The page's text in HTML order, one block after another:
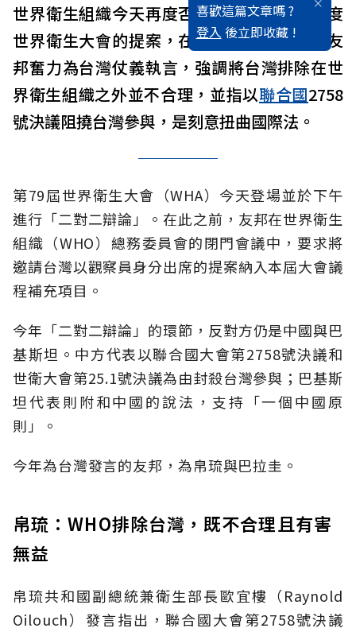
喜歡這篇文章嗎 ?
登入 後立即收藏 !
世界衛生組織今天再度否決邀請台灣參與年度
世界衛生大會的提案，在此前的辯論環節，友
邦奮力為台灣仗義執言，強調將台灣排除在世
界衛生組織之外並不合理，並指以聯合國2758
號決議阻撓台灣參與，是刻意扭曲國際法。
第79屆世界衛生大會（WHA）今天登場並於下午
進行「二對二辯論」。在此之前，友邦在世界衛生
組織（WHO）總務委員會的閉門會議中，要求將
邀請台灣以觀察員身分出席的提案納入本屆大會議
程補充項目。
今年「二對二辯論」的環節，反對方仍是中國與巴
基斯坦。中方代表以聯合國大會第2758號決議和
世衛大會第25.1號決議為由封殺台灣參與；巴基斯
坦代表則附和中國的說法，支持「一個中國原
則」。
今年為台灣發言的友邦，為帛琉與巴拉圭。
帛琉：WHO排除台灣，既不合理且有害
無益
帛琉共和國副總統兼衛生部長歐宜樓（Raynold
Oilouch）發言指出，聯合國大會第2758號決議